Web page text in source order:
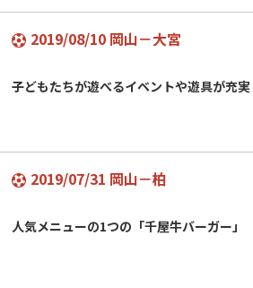
2019/08/10 岡山－大宮
子どもたちが遊べるイベントや遊具が充
2019/07/31 岡山－柏
人気メニューの1つの「千屋牛バーガー」